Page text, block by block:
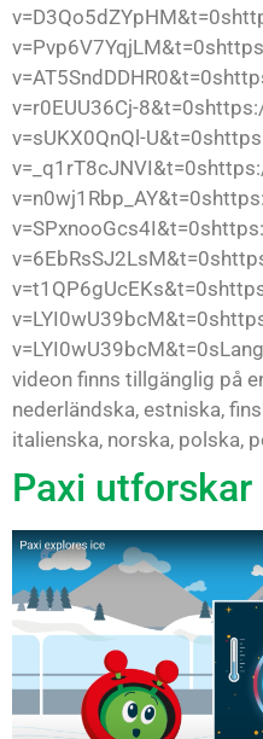
v=r0EUU36Cj-
v=sUKX0QnQl-
videon finns tillgänglig på
nederländska, estniska,
italienska, norska, polska,
Paxi utforskar